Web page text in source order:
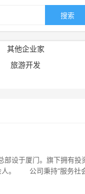
搜索
其他企业家
旅游开发
设于厦门。旗下拥有投
人。 公司秉持“服务社